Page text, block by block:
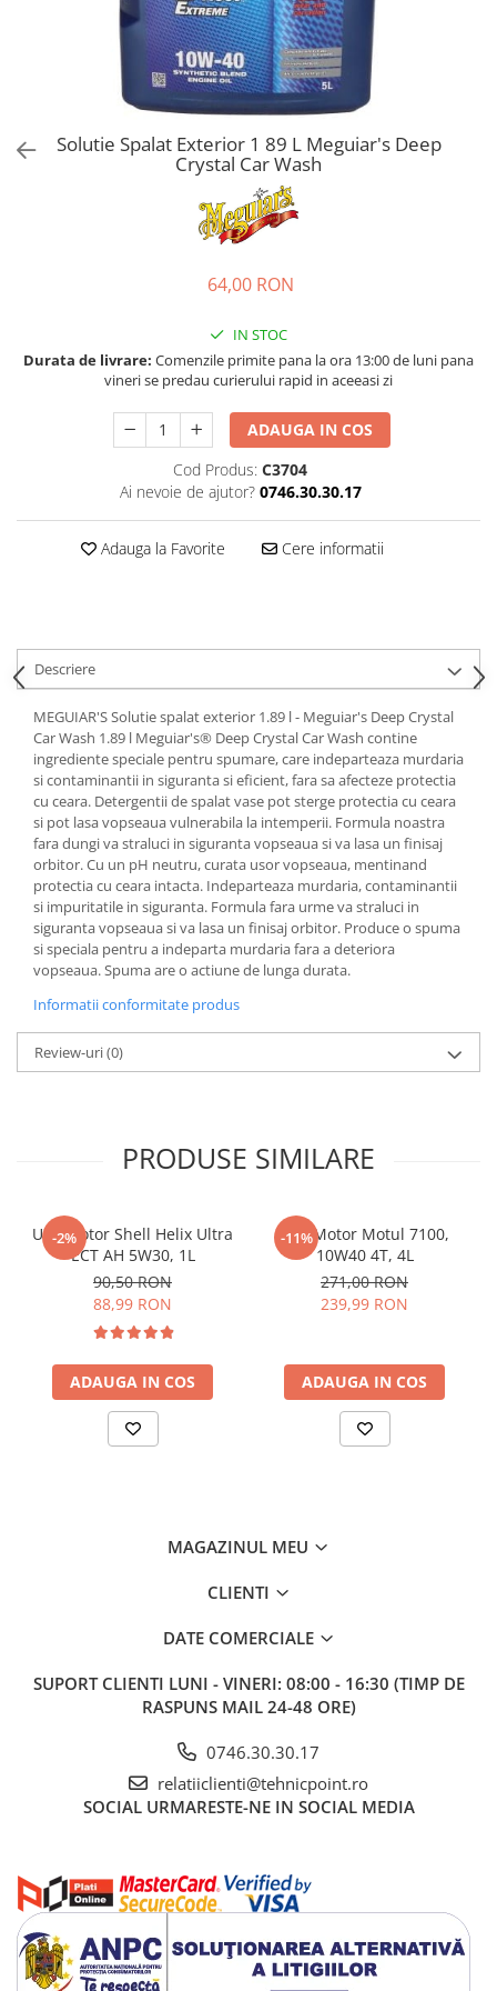
Bord | Plastice Interioare
Parfumuri | Odorizante
CEARA | SEALANT | TRATAMENTE
PROTECTIE | COATING CERAMIC
POLISH | SLEFUIRE | BURETI
ACCESORII | ECHIPAMENTE |
Solutie Spalat Exterior 1 89 L Meguiar's Deep
Crystal Car Wash
64,00 RON
IN STOC
Durata de livrare: Comenzile primite pana la ora 13:00 de luni pana
vineri se predau curierului rapid in aceeasi zi
ADAUGA IN COS
Cod Produs: C3704
Ai nevoie de ajutor? 0746.30.30.17
Adauga la Favorite Cere informatii
Descriere
MEGUIAR'S Solutie spalat exterior 1.89 l - Meguiar's Deep Crystal
Car Wash 1.89 l Meguiar's® Deep Crystal Car Wash contine
ingrediente speciale pentru spumare, care indeparteaza murdaria
si contaminantii in siguranta si eficient, fara sa afecteze protectia
cu ceara. Detergentii de spalat vase pot sterge protectia cu ceara
si pot lasa vopseaua vulnerabila la intemperii. Formula noastra
fara dungi va straluci in siguranta vopseaua si va lasa un finisaj
orbitor. Cu un pH neutru, curata usor vopseaua, mentinand
protectia cu ceara intacta. Indeparteaza murdaria, contaminantii
si impuritatile in siguranta. Formula fara urme va straluci in
siguranta vopseaua si va lasa un finisaj orbitor. Produce o spuma
si speciala pentru a indeparta murdaria fara a deteriora
vopseaua. Spuma are o actiune de lunga durata.
Informatii conformitate produs
Review-uri(0)
PRODUSE SIMILARE
-2%
Ulei motor Shell Helix Ultra
ECT AH 5W30, 1L
90,50 RON
88,99 RON
ADAUGA IN COS
-11%
Ulei Motor Motul 7100,
10W40 4T, 4L
271,00 RON
239,99 RON
ADAUGA IN COS
MAGAZINUL MEU
CLIENTI
DATE COMERCIALE
SUPORT CLIENTI LUNI - VINERI: 08:00 - 16:30 (TIMP DE
RASPUNS MAIL 24-48 ORE)
0746.30.30.17
relatiiclienti@tehnicpoint.ro
SOCIAL URMARESTE-NE IN SOCIAL MEDIA